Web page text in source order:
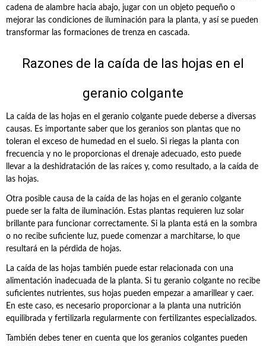
cadena de alambre hacia abajo, jugar con un objeto pequeño o
mejorar las condiciones de iluminación para la planta, y así se pueden
transformar las formaciones de trenza en cascada.
Razones de la caída de las hojas en el
geranio colgante
La caída de las hojas en el geranio colgante puede deberse a diversas
causas. Es importante saber que los geranios son plantas que no
toleran el exceso de humedad en el suelo. Si riegas la planta con
frecuencia y no le proporcionas el drenaje adecuado, esto puede
llevar a la deshidratación de las raíces y, como resultado, a la caída de
las hojas.
Otra posible causa de la caída de las hojas en el geranio colgante
puede ser la falta de iluminación. Estas plantas requieren luz solar
brillante para funcionar correctamente. Si la planta está en la sombra
o no recibe suficiente luz, puede comenzar a marchitarse, lo que
resultará en la pérdida de hojas.
La caída de las hojas también puede estar relacionada con una
alimentación inadecuada de la planta. Si tu geranio colgante no recibe
suficientes nutrientes, sus hojas pueden empezar a amarillear y caer.
En este caso, es necesario proporcionar a la planta una nutrición
equilibrada y fertilizarla regularmente con fertilizantes especializados.
También debes tener en cuenta que los geranios colgantes pueden